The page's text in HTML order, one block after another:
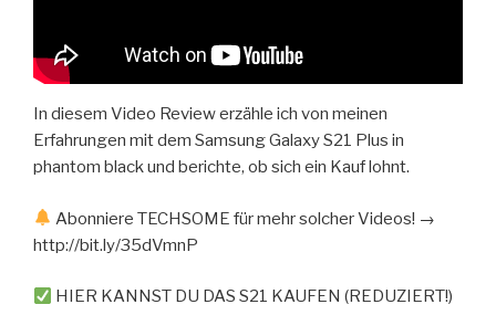
In diesem Video Review erzähle ich von meinen
Erfahrungen mit dem Samsung Galaxy S21 Plus in
phantom black und berichte, ob sich ein Kauf lohnt.
Abonniere TECHSOME für mehr solcher Videos! →
http://bit.ly/35dVmnP
HIER KANNST DU DAS S21 KAUFEN (REDUZIERT!)